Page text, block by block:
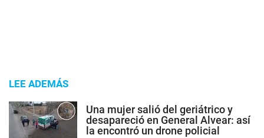
LEE ADEMÁS
Una mujer salió del geriátrico y
desapareció en General Alvear: así
la encontró un drone policial